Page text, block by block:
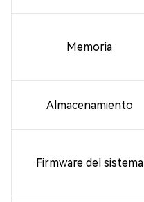
Memoria
Almacenamiento
Firmware del sistema